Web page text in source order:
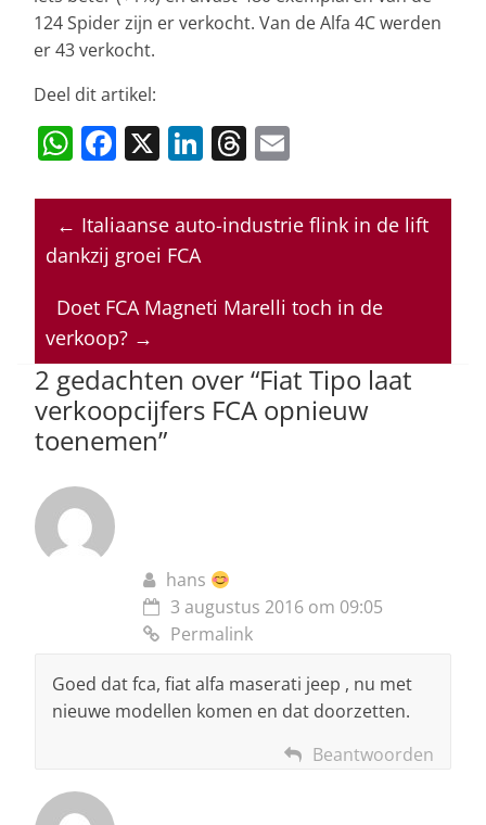
124 Spider zijn er verkocht. Van de Alfa 4C werden
er 43 verkocht.
Deel dit artikel:
W
at
s
p
p
F
c
e
b
o
o
k
X Li
k
e
n
T
re
a
s
ai
l
← Italiaanse auto-industrie flink in de lift
dankzij groei FCA
Doet FCA Magneti Marelli toch in de
verkoop? →
2 gedachten over “Fiat Tipo laat
verkoopcijfers FCA opnieuw
toenemen”
hans
3 augustus 2016 om 09:05
Permalink
Goed dat fca, fiat alfa maserati jeep , nu met
nieuwe modellen komen en dat doorzetten.
Beantwoorden